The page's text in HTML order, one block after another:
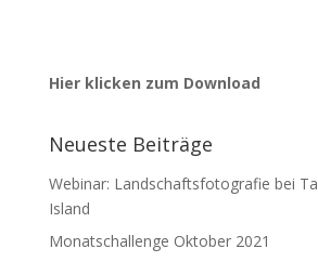
Hier klicken zum Download
Neueste Beiträge
Webinar: Landschaftsfotografie bei
Island
Monatschallenge Oktober 2021